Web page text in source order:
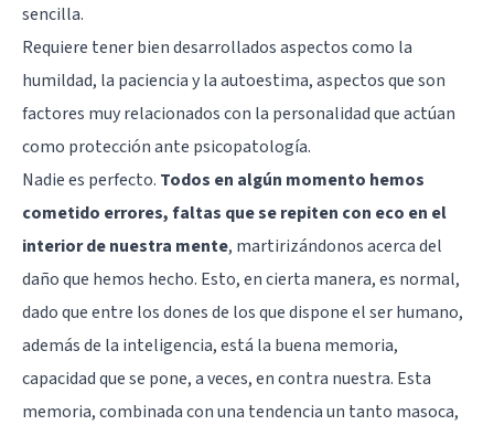
sencilla.
Requiere tener bien desarrollados aspectos como la
humildad, la paciencia y la autoestima, aspectos que son
factores muy relacionados con la personalidad que actúan
como protección ante psicopatología.
Nadie es perfecto. Todos en algún momento hemos
cometido errores, faltas que se repiten con eco en el
interior de nuestra mente, martirizándonos acerca del
daño que hemos hecho. Esto, en cierta manera, es normal,
dado que entre los dones de los que dispone el ser humano,
además de la inteligencia, está la buena memoria,
capacidad que se pone, a veces, en contra nuestra. Esta
memoria, combinada con una tendencia un tanto masoca,